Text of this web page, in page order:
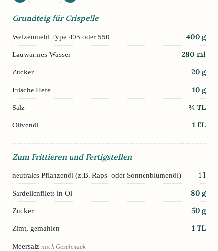
Grundteig für Crispelle
Weizenmehl Type 405 oder 550 400 g
Lauwarmes Wasser 280 ml
Zucker 20 g
Frische Hefe 10 g
Salz ¾ TL
Olivenöl 1 EL
Zum Frittieren und Fertigstellen
neutrales Pflanzenöl (z.B. Raps- oder Sonnenblumenöl) 1 l
Sardellenfilets in Öl 80 g
Zucker 50 g
Zimt, gemahlen 1 TL
Meersalz nach Geschmack